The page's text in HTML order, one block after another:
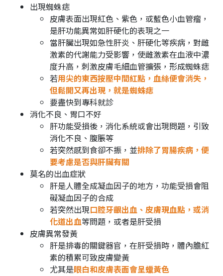
出現蜘蛛痣
皮膚表面出現紅色、紫色，或藍色小血管瘤，
是肝功能異常如肝硬化的表現之一
當肝臟出現如急性肝炎、肝硬化等疾病，對雌
激素的代謝能力受影響，使雌激素在血液中濃
度升高，刺激皮膚毛細血管擴張，形成蜘蛛痣
若用尖的東西按壓中間紅點，血絲便會消失，
但鬆開又再出現，就是蜘蛛痣
要盡快到專科就診
消化不良、胃口不好
肝功能受損後，消化系統或會出現問題，引致
消化不良、腹脹等
若突然感到食卻不振，並排除了胃腸疾病，便
要考慮是否與肝臟有關
莫名的出血症狀
肝是人體全成凝血因子的地方，功能受損會阻
礙凝血因子的合成
若突然出現口腔牙齦出血、皮膚現血點，或消
化道出血等問題，或者是肝受損
皮膚異常發黃
肝是排毒的關鍵器官，在肝受損時，體內膽紅
素的積累可致皮膚變黃
尤其是眼白和皮膚表面會呈蠟黃色